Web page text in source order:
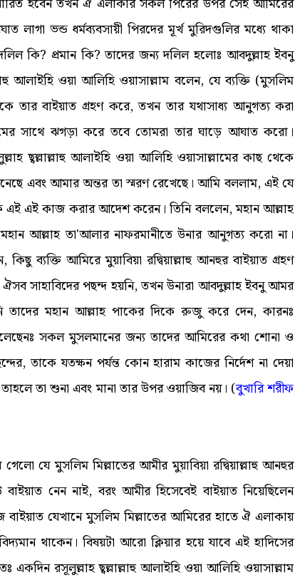
ভন্ড ধর্মব্যবসায়ী পিরদের মূর্খ মুরিদগুলির মধ্যে থাকা
কি? প্রমান কি? তাদের জন্য দলিল হলোঃ আবদুল্লাহ ইবনু
আলাইহি ওয়া আলিহি ওয়াসাল্লাম বলেন, যে ব্যক্তি (মুসলিম
তার বাইয়াত গ্রহণ করে, তখন তার যথাসাধ্য আনুগত্য করা
সাথে ঝগড়া করে তবে তোমরা তার ঘাড়ে আঘাত করো।
ছ্বল্লাল্লাহু আলাইহি ওয়া আলিহি ওয়াসাল্লামের কাছ থেকে
এবং আমার অন্তর তা স্মরণ রেখেছে। আমি বললাম, এই যে
এই এই কাজ করার আদেশ করেন। তিনি বললেন, মহান আল্লাহ
আল্লাহ তা'আলার নাফরমানীতে উনার আনুগত্য করো না।
ব্যক্তি আমিরে মুয়াবিয়া রদ্বিয়াল্লাহু আনহুর বাইয়াত গ্রহণ
সাহাবিদের পছন্দ হয়নি, তখন উনারা আবদুল্লাহ ইবনু আমর
তাদের মহান আল্লাহ পাকের দিকে রুজু করে দেন, কারনঃ
বলেছেনঃ সকল মুসলমানের জন্য তাদের আমিরের কথা শোনা ও
তাকে যতক্ষন পর্যন্ত কোন হারাম কাজের নির্দেশ না দেয়া
তা শুনা এবং মানা তার উপর ওয়াজিব নয়। (বুখারি শরীফ
যে মুসলিম মিল্লাতের আমীর মুয়াবিয়া রদ্বিয়াল্লাহু আনহুর
নেন নাই, বরং আমীর হিসেবেই বাইয়াত নিয়েছিলেন
যেখানে মুসলিম মিল্লাতের আমিরের হাতে ঐ এলাকায়
থাকেন। বিষয়টা আরো ক্লিয়ার হয়ে যাবে এই হাদিসের
একদিন রসূলুল্লাহ ছ্বল্লাল্লাহু আলাইহি ওয়া আলিহি ওয়াসাল্লাম